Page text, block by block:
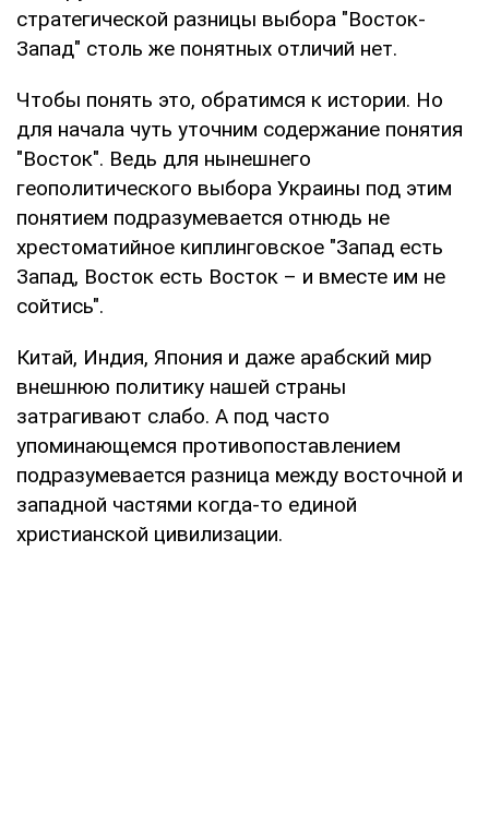
стратегической разницы выбора "Восток-
Запад" столь же понятных отличий нет.
Чтобы понять это, обратимся к истории. Но
для начала чуть уточним содержание понятия
"Восток". Ведь для нынешнего
геополитического выбора Украины под этим
понятием подразумевается отнюдь не
хрестоматийное киплинговское "Запад есть
Запад, Восток есть Восток – и вместе им не
сойтись".
Китай, Индия, Япония и даже арабский мир
внешнюю политику нашей страны
затрагивают слабо. А под часто
упоминающемся противопоставлением
подразумевается разница между восточной и
западной частями когда-то единой
христианской цивилизации.